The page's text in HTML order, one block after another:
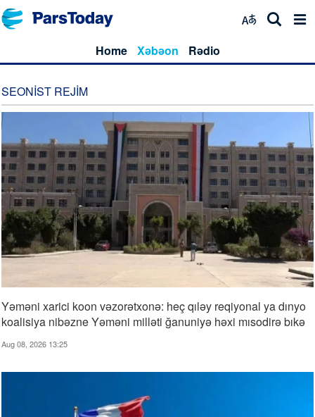
Home Xəbəon Rədio
SEONIST REJIM
Yəməni xarici koon vəzorətxonə: heç qıləy reqiyonal ya dınyo
koalisiya nibəzne Yəməni milləti ğanuniyə həxi mısodirə bıkə
Aug 08, 2026 13:25